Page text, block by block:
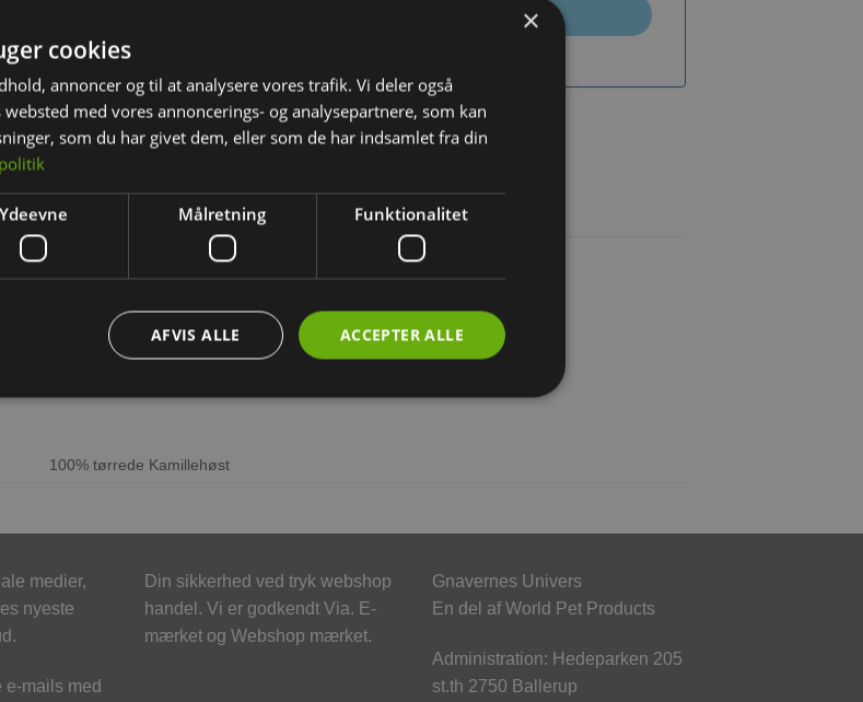
YDERLIGERE INFORMATION
mest originale form.
100% tørrede Kamillehøst
medier,
nyeste
e-mails med
Din sikkerhed ved tryk webshop
handel. Vi er godkendt Via. E-
mærket og Webshop mærket.
Gnavernes Univers
En del af World Pet Products
Administration: Hedeparken 205
st.th 2750 Ballerup
×
cookies
annoncer og til at analysere vores trafik. Vi deler også
med vores annoncerings- og analysepartnere, som kan
som du har givet dem, eller som de har indsamlet fra din
Ydeevne Målretning Funktionalitet
ACCEPTER ALLE
AFVIS ALLE